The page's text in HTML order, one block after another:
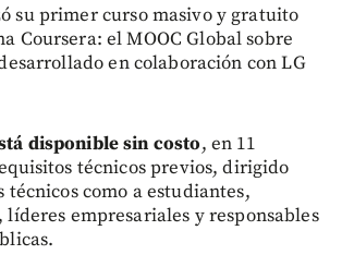
su primer curso masivo y gratuito
Coursera: el MOOC Global sobre
en colaboración con LG
disponible sin costo, en 11
técnicos previos, dirigido
como a estudiantes,
líderes empresariales y responsables